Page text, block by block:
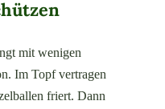
mit wenigen
Im Topf vertragen
friert. Dann